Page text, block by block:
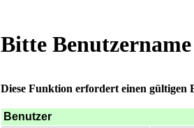
Bitte
Diese Funktion erfordert einen gültigen
Benutzer